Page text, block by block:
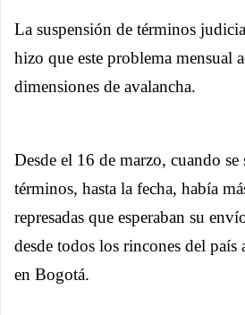
La suspensión de términos
hizo que este problema mensual
dimensiones de avalancha.
Desde el 16 de marzo, cuando se
términos, hasta la fecha, había
represadas que esperaban su
desde todos los rincones del país
en Bogotá.